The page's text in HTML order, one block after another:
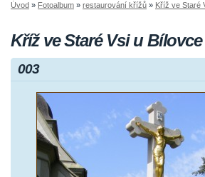
Úvod » Fotoalbum » restaurování křížů » Kříž ve Staré
Kříž ve Staré Vsi u Bílovce
003